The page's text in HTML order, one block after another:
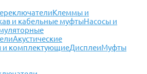
Клеммы и
и кабельные муфтыНасосы и
Акустические
и комплектующиеДисплеиМуфты